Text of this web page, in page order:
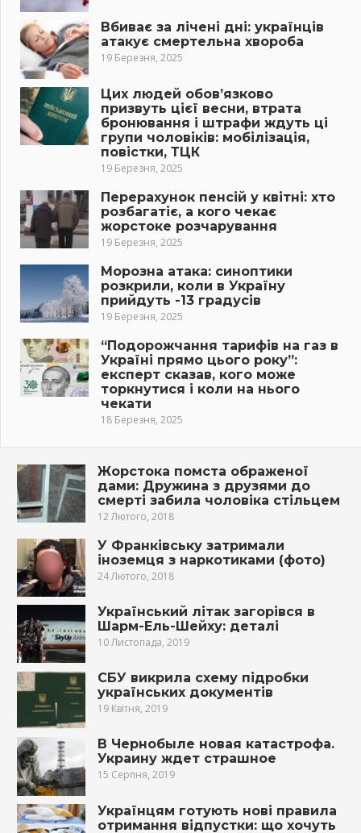
Вбиває за лічені дні: українців
атакує смертельна хвороба
19 Березня, 2025
Цих людей обов’язково
призвуть цієї весни, втрата
бронювання і штрафи ждуть ці
групи чоловіків: мобілізація,
повістки, ТЦК
19 Березня, 2025
Перерахунок пенсій у квітні: хто
розбагатіє, а кого чекає
жорстоке розчарування
19 Березня, 2025
Морозна атака: синоптики
розкрили, коли в Україну
прийдуть -13 градусів
19 Березня, 2025
“Подорожчання тарифів на газ в
Україні прямо цього року”:
експерт сказав, кого може
торкнутися і коли на нього
чекати
18 Березня, 2025
Жорстока помста ображеної
дами: Дружина з друзями до
смерті забила чоловіка стільцем
12 Лютого, 2018
У Франківську затримали
іноземця з наркотиками (фото)
24 Лютого, 2018
Український літак загорівся в
Шарм-Ель-Шейху: деталі
10 Листопада, 2019
СБУ викрила схему підробки
українських документів
19 Квітня, 2019
В Чернобыле новая катастрофа.
Украину ждет страшное
15 Серпня, 2019
Українцям готують нові правила
отримання відпустки: що хочуть